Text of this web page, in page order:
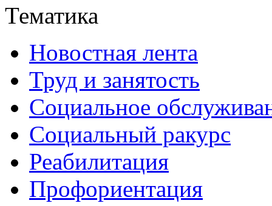
Тематика
Новостная лента
Труд и занятость
Социальное
Социальный ракурс
Реабилитация
Профориентация